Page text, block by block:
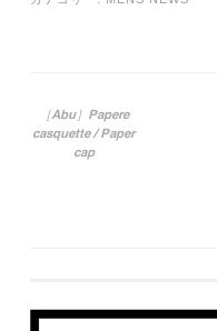
投稿ナビゲーション
［Abu］Papere
casquette / Paper
cap